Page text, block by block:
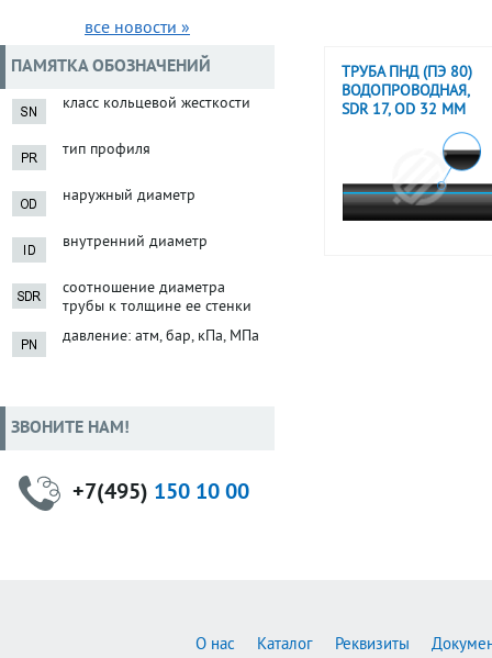
ТРУБА ПНД (ПЭ 80)
ВОДОПРОВОДНАЯ,
SDR 17, OD 32 ММ
все новости »
ПАМЯТКА ОБОЗНАЧЕНИЙ
класс кольцевой жесткости
тип профиля
наружный диаметр
внутренний диаметр
соотношение диаметра
трубы к толщине ее стенки
давление: атм, бар, кПа, МПа
ЗВОНИТЕ НАМ!
+7(495) 150 10 00
О нас Каталог Реквизиты